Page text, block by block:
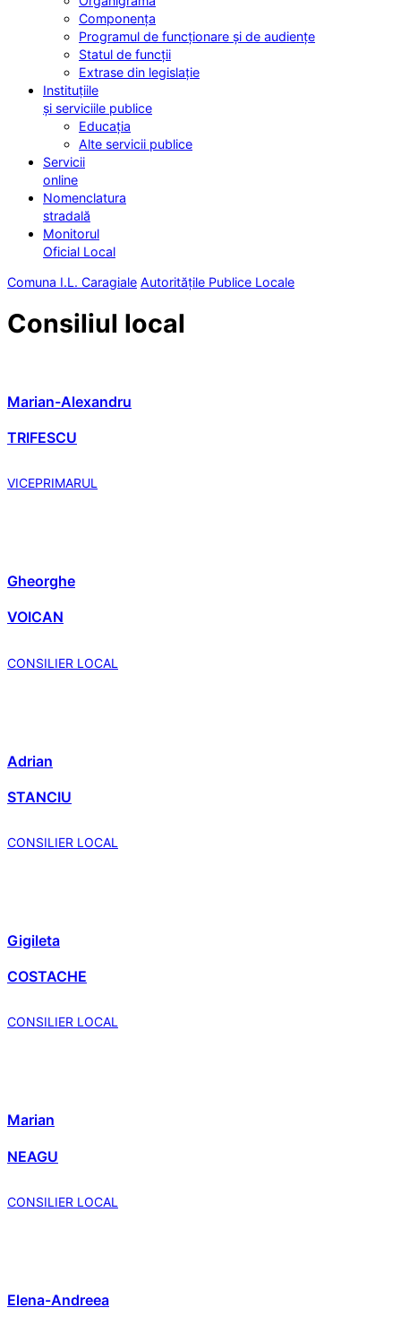
Componența
Programul de funcționare și de audiențe
Statul de funcții
Extrase din legislație
Instituțiile
și serviciile publice
Educația
Alte servicii publice
Servicii
online
Nomenclatura
stradală
Monitorul
Oficial Local
Comuna I.L. Caragiale Autoritățile Publice Locale
Consiliul local
Marian-Alexandru
TRIFESCU
VICEPRIMARUL
Gheorghe
VOICAN
CONSILIER LOCAL
Adrian
STANCIU
CONSILIER LOCAL
Gigileta
COSTACHE
CONSILIER LOCAL
Marian
NEAGU
CONSILIER LOCAL
Elena-Andreea